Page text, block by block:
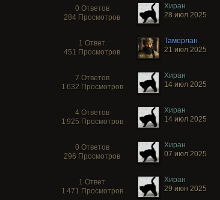
0 Ответов
284 Просмотров
Хиран
28 июл 2025
1 Ответ
451 Просмотров
Тамерлан
21 июл 2025
7 Ответов
1 632 Просмотров
Хиран
14 июл 2025
4 Ответов
1 925 Просмотров
Хиран
14 июл 2025
0 Ответов
296 Просмотров
Хиран
07 июл 2025
1 Ответ
1 471 Просмотров
Хиран
29 июн 2025